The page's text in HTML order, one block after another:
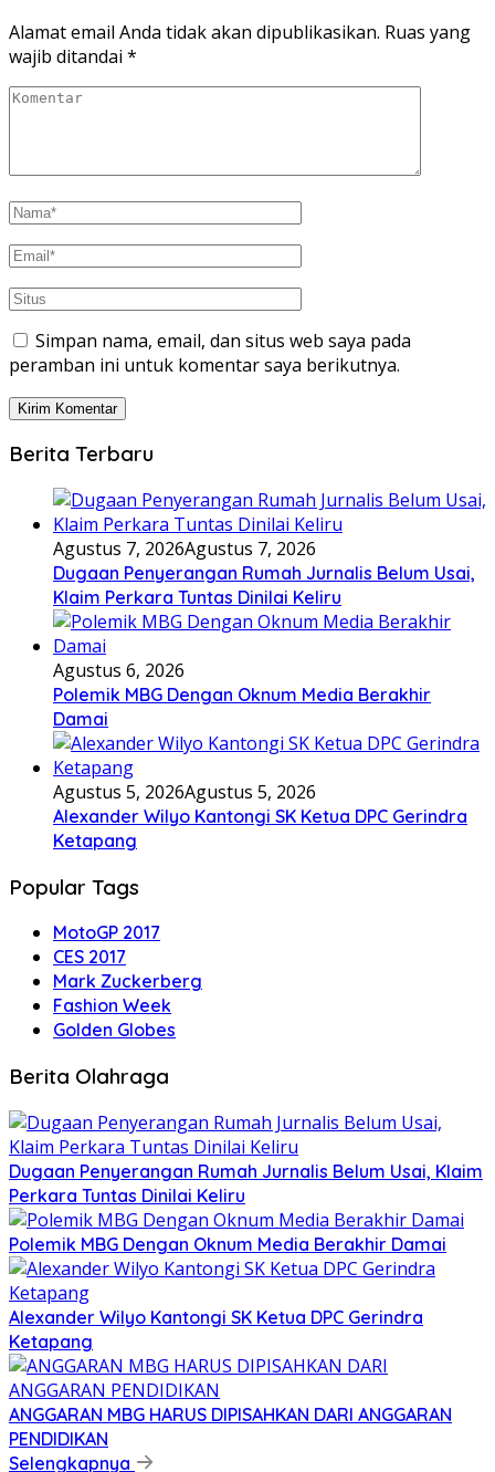
Alamat email Anda tidak akan dipublikasikan. Ruas yang
wajib ditandai *
Simpan nama, email, dan situs web saya pada
peramban ini untuk komentar saya berikutnya.
Berita Terbaru
Agustus 7, 2026Agustus 7, 2026
Dugaan Penyerangan Rumah Jurnalis Belum Usai,
Klaim Perkara Tuntas Dinilai Keliru
Agustus 6, 2026
Polemik MBG Dengan Oknum Media Berakhir
Damai
Agustus 5, 2026Agustus 5, 2026
Alexander Wilyo Kantongi SK Ketua DPC Gerindra
Ketapang
Popular Tags
MotoGP 2017
CES 2017
Mark Zuckerberg
Fashion Week
Golden Globes
Berita Olahraga
Dugaan Penyerangan Rumah Jurnalis Belum Usai, Klaim
Perkara Tuntas Dinilai Keliru
Polemik MBG Dengan Oknum Media Berakhir Damai
Alexander Wilyo Kantongi SK Ketua DPC Gerindra
Ketapang
ANGGARAN MBG HARUS DIPISAHKAN DARI ANGGARAN
PENDIDIKAN
Selengkapnya